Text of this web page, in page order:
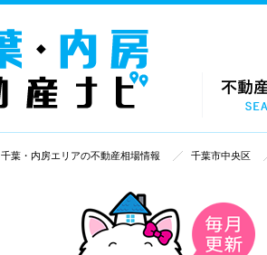
千葉・内房エリアの不動産相場情報 千葉市中央区